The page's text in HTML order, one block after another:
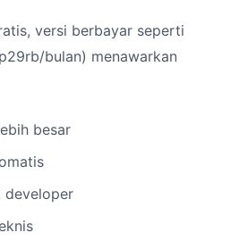
versi berbayar seperti
bulan) menawarkan
besar
developer